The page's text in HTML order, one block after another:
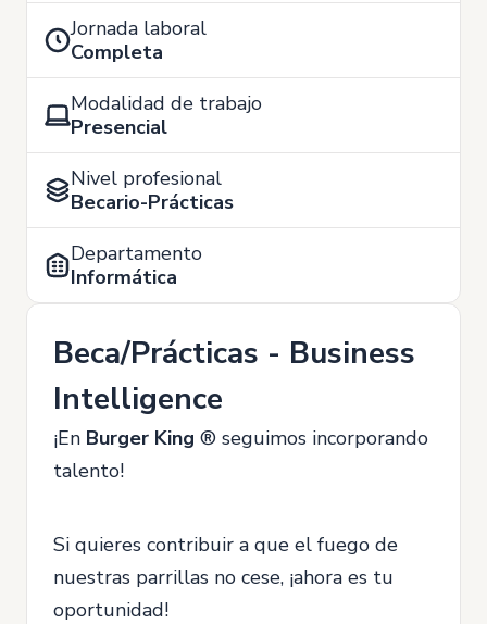
Jornada laboral
Completa
Modalidad de trabajo
Presencial
Nivel profesional
Becario-Prácticas
Departamento
Informática
Beca/Prácticas - Business
Intelligence
¡En Burger King ® seguimos incorporando
talento!
Si quieres contribuir a que el fuego de
nuestras parrillas no cese, ¡ahora es tu
oportunidad!